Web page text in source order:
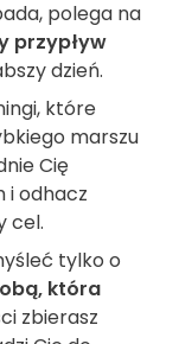
polega na
przypływ
dzień.
które
marszu
Cię
i odhacz
cel.
tylko o
która
zbierasz